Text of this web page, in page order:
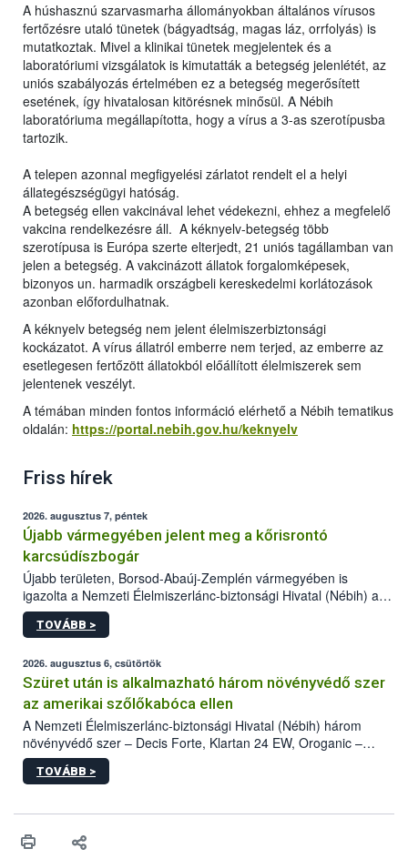
A húshasznú szarvasmarha állományokban általános vírusos
fertőzésre utaló tünetek (bágyadtság, magas láz, orrfolyás) is
mutatkoztak. Mivel a klinikai tünetek megjelentek és a
laboratóriumi vizsgálatok is kimutatták a betegség jelenlétét, az
uniós szabályozás értelmében ez a betegség megerősített
esetének, így hivatalosan kitörésnek minősül. A Nébih
laboratóriuma megállapította, hogy a vírus a 3-as szerotípusba
tartozik.
A telepen azonnal megfigyelési zárlatot rendelt el a helyi
állategészségügyi hatóság.
A betegség ellen vakcinával lehet védekezni, ehhez a megfelelő
vakcina rendelkezésre áll. A kéknyelv-betegség több
szerotípusa is Európa szerte elterjedt, 21 uniós tagállamban van
jelen a betegség. A vakcinázott állatok forgalomképesek,
bizonyos un. harmadik országbeli kereskedelmi korlátozások
azonban előfordulhatnak.
A kéknyelv betegség nem jelent élelmiszerbiztonsági
kockázatot. A vírus állatról emberre nem terjed, az emberre az
esetlegesen fertőzött állatokból előállított élelmiszerek sem
jelentenek veszélyt.
A témában minden fontos információ elérhető a Nébih tematikus
oldalán: https://portal.nebih.gov.hu/keknyelv
Friss hírek
2026. augusztus 7, péntek
Újabb vármegyében jelent meg a kőrisrontó
karcsúdíszbogár
Újabb területen, Borsod-Abaúj-Zemplén vármegyében is
igazolta a Nemzeti Élelmiszerlánc-biztonsági Hivatal (Nébih) a
kőrisrontó karcsúdíszbogár (Agrilus planipennis) jelenlétét. A
kártevőt nem csak színcsapdában találták meg, de már fertőzött
az intenzív felderítést, emellett az intézkedéseket a szlovák
hatósággal is összehangolják a terjedés megállítása érdekében.
TOVÁBB >
2026. augusztus 6, csütörtök
Szüret után is alkalmazható három növényvédő szer
az amerikai szőlőkabóca ellen
A Nemzeti Élelmiszerlánc-biztonsági Hivatal (Nébih) három
növényvédő szer – Decis Forte, Klartan 24 EW, Oroganic –
engedélyokiratát módosította, így azok a szüretet követően,
egészen a vesszőérettség (BBCH 91) stádiumáig
érésű szőlőkben is legyen lehetőség a károsító elleni további
felhasználók számára is elérhető és ökológiai termesztésben is
TOVÁBB >